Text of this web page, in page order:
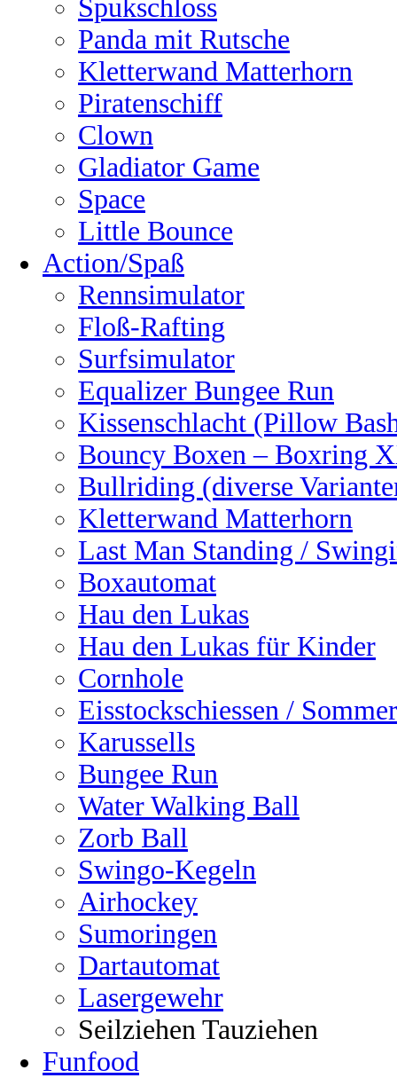
Spukschloss
Panda mit Rutsche
Kletterwand Matterhorn
Piratenschiff
Clown
Gladiator Game
Space
Little Bounce
Action/Spaß
Rennsimulator
Floß-Rafting
Surfsimulator
Equalizer Bungee Run
Kissenschlacht (Pillow
Bouncy Boxen – Boxring
Bullriding (diverse
Kletterwand Matterhorn
Last Man Standing /
Boxautomat
Hau den Lukas
Hau den Lukas für Kinder
Cornhole
Eisstockschiessen /
Karussells
Bungee Run
Water Walking Ball
Zorb Ball
Swingo-Kegeln
Airhockey
Sumoringen
Dartautomat
Lasergewehr
Seilziehen Tauziehen
Funfood